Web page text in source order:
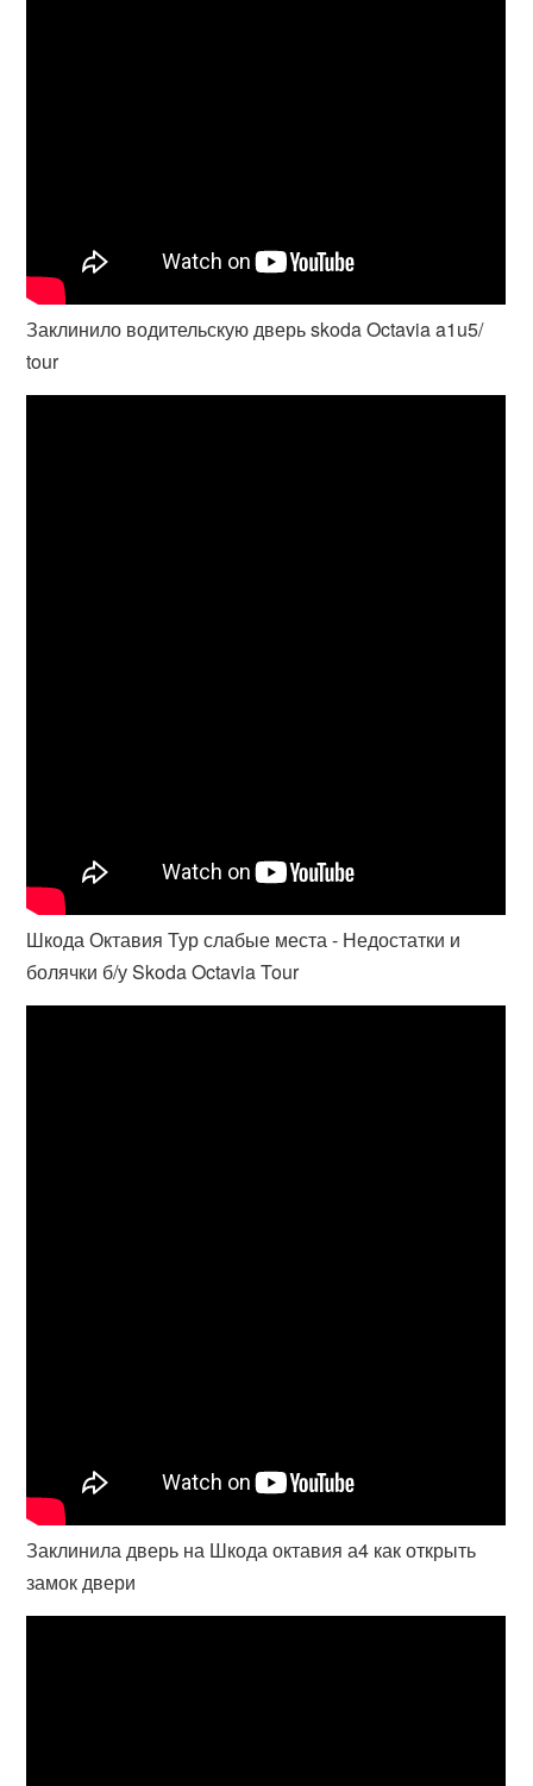
Заклинило водительскую дверь skoda Octavia a1u5/
tour
Шкода Октавия Тур слабые места - Недостатки и
болячки б/у Skoda Octavia Tour
Заклинила дверь на Шкода октавия а4 как открыть
замок двери